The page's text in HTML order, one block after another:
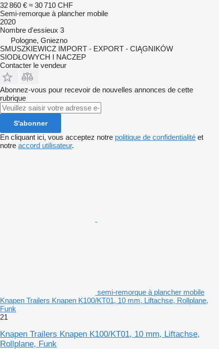
32 860 € ≈ 30 710 CHF
Semi-remorque à plancher mobile
2020
Nombre d'essieux 3
Pologne, Gniezno
SMUSZKIEWICZ IMPORT - EXPORT - CIĄGNIKÓW
SIODŁOWYCH I NACZEP
Contacter le vendeur
Abonnez-vous pour recevoir de nouvelles annonces de cette
rubrique
S'abonner
En cliquant ici, vous acceptez notre politique de confidentialité et
notre accord utilisateur.
semi-remorque à plancher mobile
Knapen Trailers Knapen K100/KT01, 10 mm, Liftachse, Rollplane,
Funk
21
Knapen Trailers Knapen K100/KT01, 10 mm, Liftachse,
Rollplane, Funk